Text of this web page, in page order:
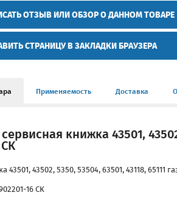
ОТЗЫВ ИЛИ ОБЗОР О ДАННОМ ТОВАРЕ
СТРАНИЦУ В ЗАКЛАДКИ БРАУЗЕРА
Применяемость Доставка
книжка 43501,
43501, 43502, 5350, 53504, 63501, 43118, 65111
16 СК